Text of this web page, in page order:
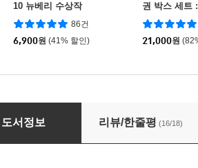
10 뉴베리 수상작
86건
6,900원 (41% 할인)
권 박스 세트
Science
ooks Box Set
21,000원
You Need to Ace Science in
도서정보 리뷰/한줄평 (16/18)